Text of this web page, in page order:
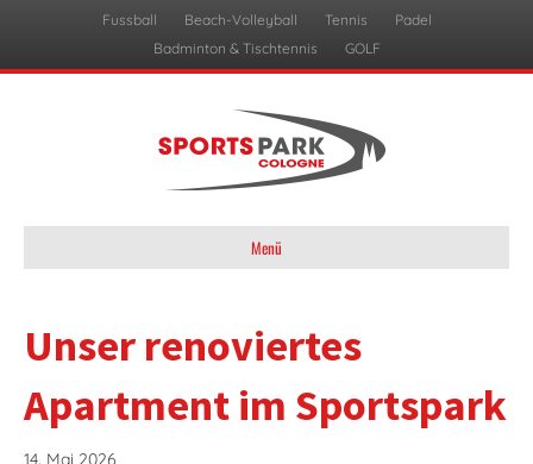
Fussball Beach-Volleyball Tennis
Padel
Badminton & Tischtennis
GOLF
Menü
Unser renoviertes
Apartment im Sportspark
14. Mai 2026